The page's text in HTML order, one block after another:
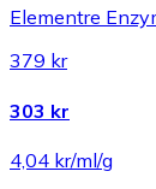
Elementre
379 kr
303 kr
4,04 kr/ml/g